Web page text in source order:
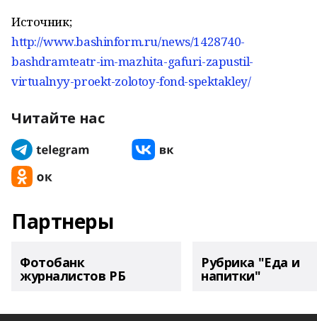
Источник;
http://www.bashinform.ru/news/1428740-
bashdramteatr-im-mazhita-gafuri-zapustil-
virtualnyy-proekt-zolotoy-fond-spektakley/
Читайте нас
Партнеры
Фотобанк
журналистов РБ
Рубрика "Еда и
напитки"